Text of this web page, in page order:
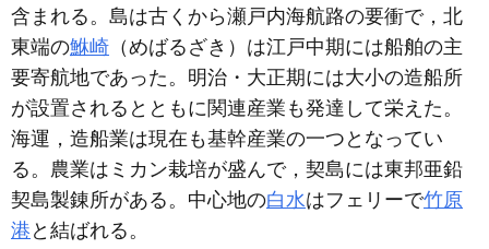
含まれる。島は古くから瀬戸内海航路の要衝で，北
東端の鮴崎 （めばるざき）は江戸中期には船舶の主
要寄航地であった。明治・大正期には大小の造船所
が設置されるとともに関連産業も発達して栄えた。
海運，造船業は現在も基幹産業の一つとなってい
る。農業はミカン栽培が盛んで，契島には東邦亜鉛
契島製錬所がある。中心地の白水はフェリーで竹原
港 と結ばれる。